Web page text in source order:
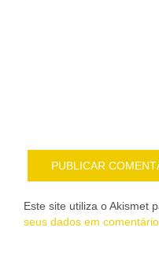
Este site utiliza o Akismet
seus dados em